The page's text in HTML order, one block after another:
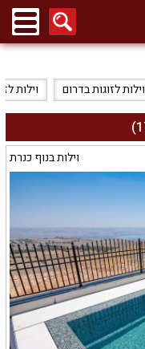
וילות לזוגות בדרום וילות
וילות בנוף כנרת